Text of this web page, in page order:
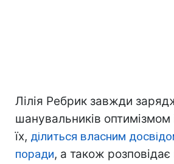
Лілія Ребрик завжди
шанувальників оптимізмом
їх, ділиться власним
поради, а також